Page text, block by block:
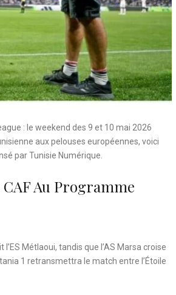
: le weekend des 9 et 10 mai 2026
aux pelouses européennes, voici
par Tunisie Numérique.
Au Programme
Métlaoui, tandis que l’AS Marsa croise
1 retransmettra le match entre l’Étoile